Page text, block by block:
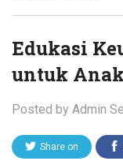
Edukasi
untuk
Posted by Admin
Share on